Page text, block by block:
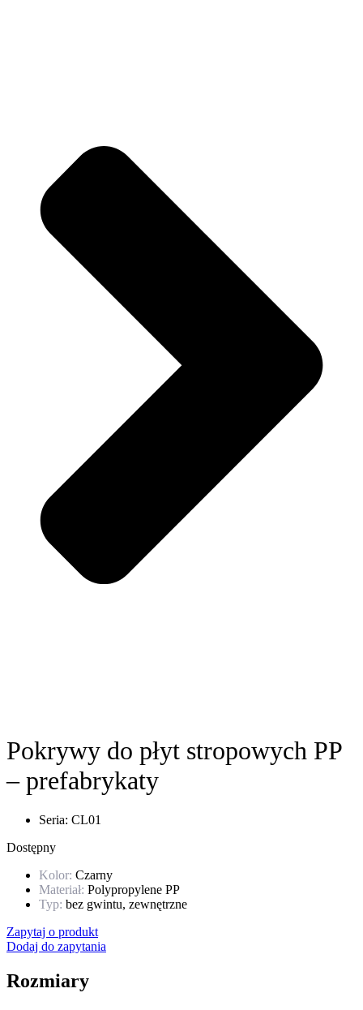
Pokrywy do płyt stropowych PP
– prefabrykaty
Seria: CL01
Dostępny
Kolor: Czarny
Materiał: Polypropylene PP
Typ: bez gwintu, zewnętrzne
Zapytaj o produkt
Dodaj do zapytania
Rozmiary